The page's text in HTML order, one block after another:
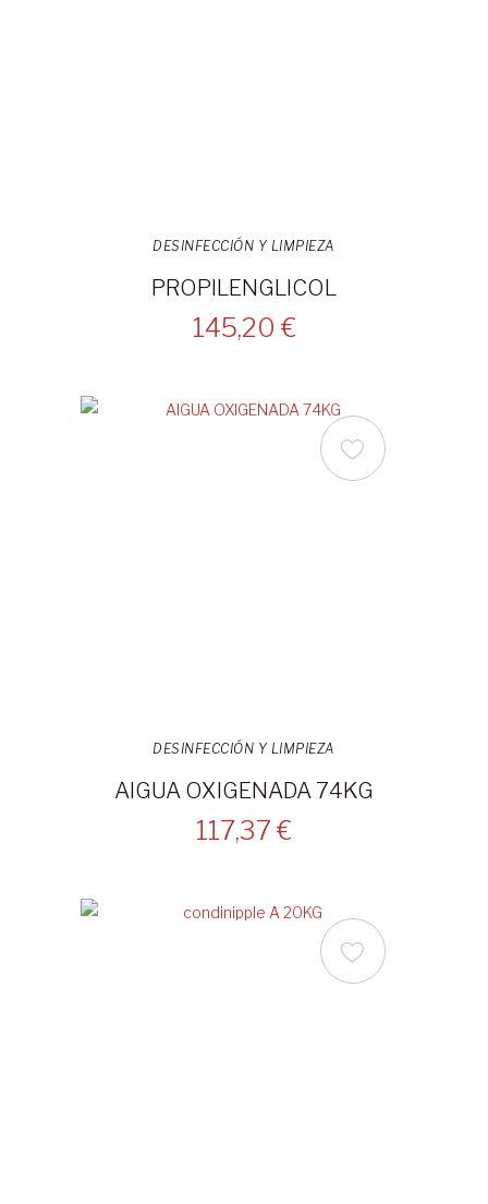
DESINFECCIÓN Y LIMPIEZA
PROPILENGLICOL
145,20 €
DESINFECCIÓN Y LIMPIEZA
AIGUA OXIGENADA 74KG
117,37 €